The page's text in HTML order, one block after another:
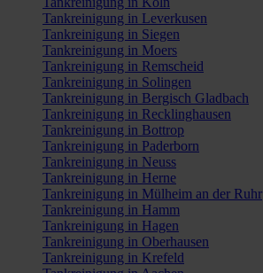
Tankreinigung in Leverkusen
Tankreinigung in Siegen
Tankreinigung in Moers
Tankreinigung in Remscheid
Tankreinigung in Solingen
Tankreinigung in Bergisch Gladbach
Tankreinigung in Recklinghausen
Tankreinigung in Bottrop
Tankreinigung in Paderborn
Tankreinigung in Neuss
Tankreinigung in Herne
Tankreinigung in Mülheim an der Ruhr
Tankreinigung in Hamm
Tankreinigung in Hagen
Tankreinigung in Oberhausen
Tankreinigung in Krefeld